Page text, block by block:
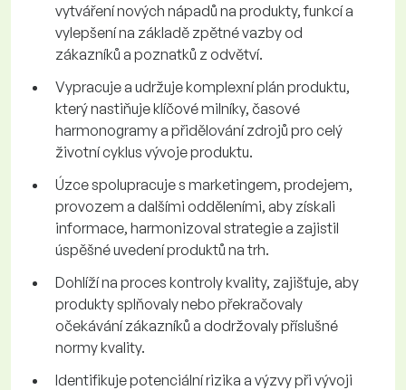
vytváření nových nápadů na produkty, funkcí a
vylepšení na základě zpětné vazby od
zákazníků a poznatků z odvětví.
Vypracuje a udržuje komplexní plán produktu,
který nastiňuje klíčové milníky, časové
harmonogramy a přidělování zdrojů pro celý
životní cyklus vývoje produktu.
Úzce spolupracuje s marketingem, prodejem,
provozem a dalšími odděleními, aby získali
informace, harmonizoval strategie a zajistil
úspěšné uvedení produktů na trh.
Dohlíží na proces kontroly kvality, zajišťuje, aby
produkty splňovaly nebo překračovaly
očekávání zákazníků a dodržovaly příslušné
normy kvality.
Identifikuje potenciální rizika a výzvy při vývoji